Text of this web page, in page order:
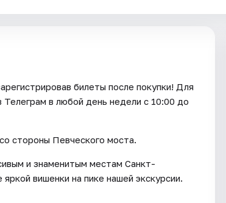
билеты после покупки! Для
Телеграм в любой день недели с 10:00 до
стороны Певческого моста.
и знаменитым местам Санкт-
вишенки на пике нашей экскурсии.